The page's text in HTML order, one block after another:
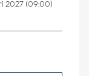
2027 (09:00)